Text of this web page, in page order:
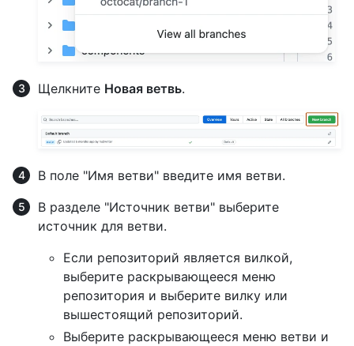
Щелкните Новая ветвь.
В поле "Имя ветви" введите имя ветви.
В разделе "Источник ветви" выберите
источник для ветви.
Если репозиторий является вилкой,
выберите раскрывающееся меню
репозитория и выберите вилку или
вышестоящий репозиторий.
Выберите раскрывающееся меню ветви и